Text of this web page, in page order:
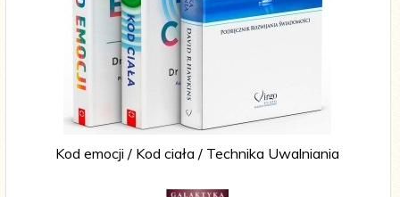
Kod emocji / Kod ciała / Technika Uwalniania